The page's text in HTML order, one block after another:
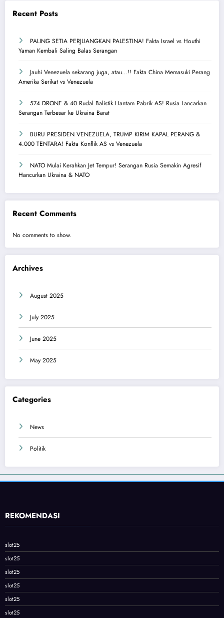
Recent Posts
PALING SETIA PERJUANGKAN PALESTINA! Fakta Israel vs Houthi
Yaman Kembali Saling Balas Serangan
Jauhi Venezuela sekarang juga, atau…!! Fakta China Memasuki Perang
Amerika Serikat vs Venezuela
574 DRONE & 40 Rudal Balistik Hantam Pabrik AS! Rusia Lancarkan
Serangan Terbesar ke Ukraina Barat
BURU PRESIDEN VENEZUELA, TRUMP KIRIM KAPAL PERANG &
4.000 TENTARA! Fakta Konflik AS vs Venezuela
NATO Mulai Kerahkan Jet Tempur! Serangan Rusia Semakin Agresif
Hancurkan Ukraina & NATO
Recent Comments
No comments to show.
Archives
August 2025
July 2025
June 2025
May 2025
Categories
News
Politik
REKOMENDASI
slot25
slot25
slot25
slot25
slot25
slot25